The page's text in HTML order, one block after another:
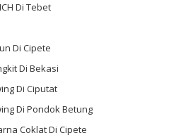
Di Tebet
Di Cipete
Di Bekasi
Di Ciputat
Di Pondok Betung
Coklat Di Cipete